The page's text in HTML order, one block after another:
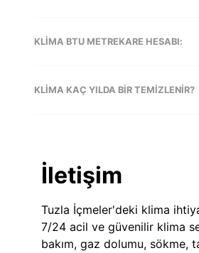
KLIMA BTU METREKARE HESABI:
KLIMA KAÇ YILDA BIR TEMIZLENIR?
İletişim
Tuzla İçmeler'deki klima
7/24 acil ve güvenilir klima
bakım, gaz dolumu, sökme,